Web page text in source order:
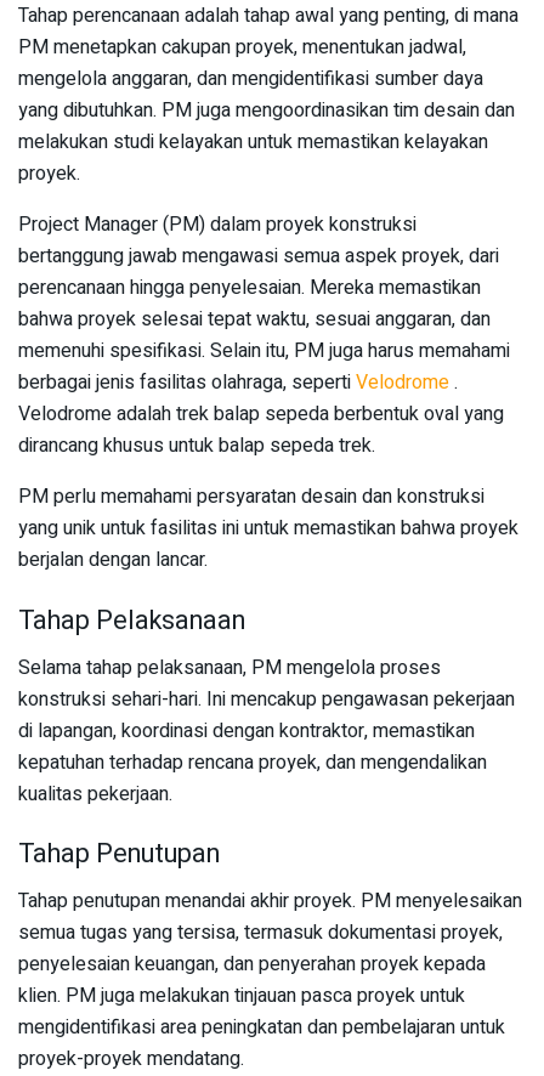
Tahap perencanaan adalah tahap awal yang penting, di mana
PM menetapkan cakupan proyek, menentukan jadwal,
mengelola anggaran, dan mengidentifikasi sumber daya
yang dibutuhkan. PM juga mengoordinasikan tim desain dan
melakukan studi kelayakan untuk memastikan kelayakan
proyek.
Project Manager (PM) dalam proyek konstruksi
bertanggung jawab mengawasi semua aspek proyek, dari
perencanaan hingga penyelesaian. Mereka memastikan
bahwa proyek selesai tepat waktu, sesuai anggaran, dan
memenuhi spesifikasi. Selain itu, PM juga harus memahami
berbagai jenis fasilitas olahraga, sepertiVelodrome.
Velodrome adalah trek balap sepeda berbentuk oval yang
dirancang khusus untuk balap sepeda trek.
PM perlu memahami persyaratan desain dan konstruksi
yang unik untuk fasilitas ini untuk memastikan bahwa proyek
berjalan dengan lancar.
Tahap Pelaksanaan
Selama tahap pelaksanaan, PM mengelola proses
konstruksi sehari-hari. Ini mencakup pengawasan pekerjaan
di lapangan, koordinasi dengan kontraktor, memastikan
kepatuhan terhadap rencana proyek, dan mengendalikan
kualitas pekerjaan.
Tahap Penutupan
Tahap penutupan menandai akhir proyek. PM menyelesaikan
semua tugas yang tersisa, termasuk dokumentasi proyek,
penyelesaian keuangan, dan penyerahan proyek kepada
klien. PM juga melakukan tinjauan pasca proyek untuk
mengidentifikasi area peningkatan dan pembelajaran untuk
proyek-proyek mendatang.